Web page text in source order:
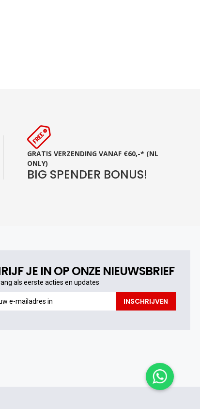
GRATIS VERZENDING VANAF €60,-* (NL
ONLY)
BIG SPENDER BONUS!
JE IN OP ONZE NIEUWSBRIEF
als eerste acties en updates
INSCHRIJVEN